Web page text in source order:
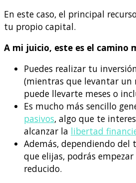
En este caso, el principal
tu propio capital.
A mi juicio, este es el camino
Puedes realizar tu
(mientras que levantar un
puede llevarte meses o
Es mucho más sencillo
pasivos, algo que te
alcanzar la libertad
Además, dependiendo del
que elijas, podrás
reducido.